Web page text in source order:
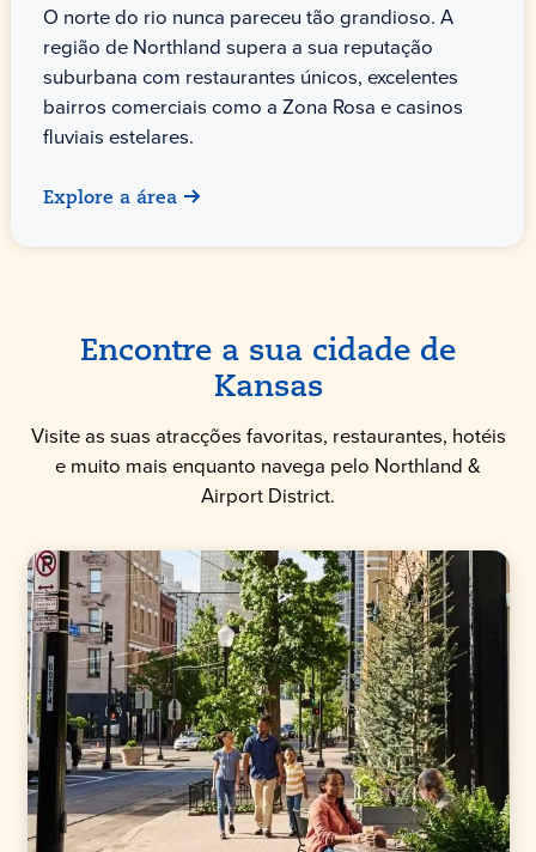
O norte do rio nunca pareceu tão grandioso. A
região de Northland supera a sua reputação
suburbana com restaurantes únicos, excelentes
bairros comerciais como a Zona Rosa e casinos
fluviais estelares.
Explore a área
Encontre a sua cidade de
Kansas
Visite as suas atracções favoritas, restaurantes, hotéis
e muito mais enquanto navega pelo Northland &
Airport District.